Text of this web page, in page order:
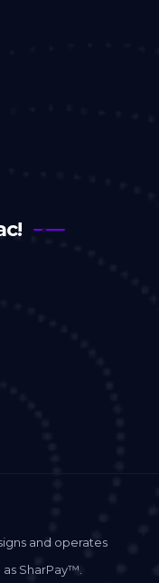
and operates
SharPay™.